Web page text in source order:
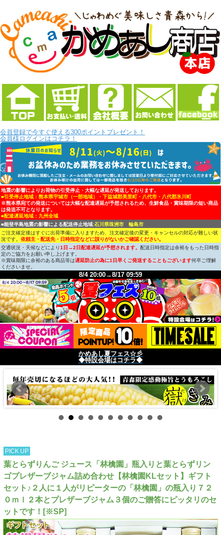
会員登録で今すぐ使える300ポイントプレゼント！
会員様ログインはコチラ！
地震の影響によりお荷物の引受停止・大幅な遅延が発送しております。
■引受停止地域：熊本県宇城市（一部地域）・下益城郡美里町・八代市・八代郡氷川町
※熊本県宛ての発送については大幅な配達遅延が予想されるため、生鮮食品・賞味期限の短い商品
は発送不可となります。
■配達遅延地域：九州全域
■能登半島地震の影響による配送停止地域:石川県珠洲市 輪島市
ご注文確定後はすぐに出荷準備に入りますため、注文確定後の変更・キャンセルの対応が難しい状
況です。 依頼主・配送先・日時指定などに誤りがないかご確認ください。
交通状況・天候などにより1日→2日配達遅延が予想されます。 配送日時指定は余裕をもった日時指
定のご協力をお願い申し上げます。
※賞味期限に余裕のある商品等は遅延防止の為に1日早くご発送することもございます何卒ご理解
くださいませ。
8/4 20:00→8/17 09:59
かめあし夏フェス☆彡
◆特設会場はコチラ◆
PICK UP
葉とらずりんご ジュース「林檎園」瓶入りと葉とらずリン
ゴプレザーブジャム詰め合わせ【林檎園KLセット】ギフト
セット♪２人に１人がリピーターの「林檎園」の瓶入り７２
０ｍｌ２本とプレザーブジャム３個のご贈答にピッタリのセ
ットです！[※SP]